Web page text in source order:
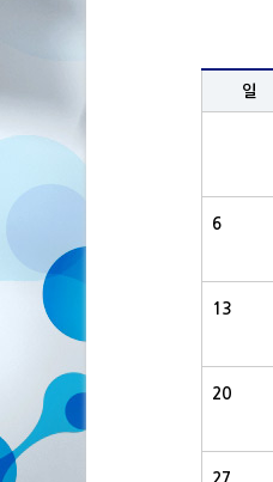
일
6
13
20